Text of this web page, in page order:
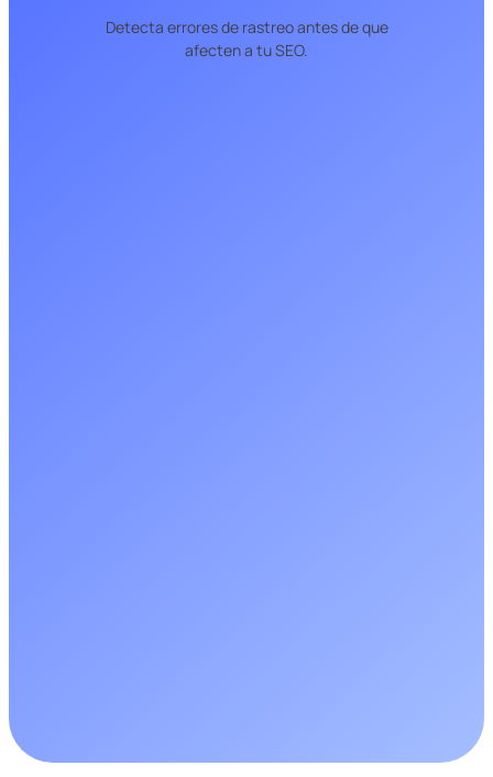
Detecta errores de rastreo antes de que
afecten a tu SEO.